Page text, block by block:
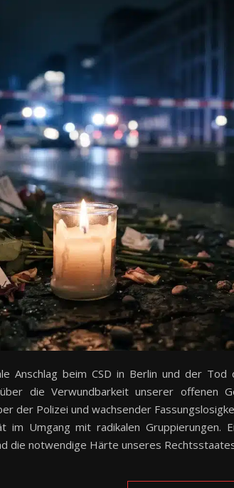
Anschlag beim CSD in Berlin und der
die Verwundbarkeit unserer offenen
der Polizei und wachsender
im Umgang mit radikalen Gruppierungen.
die notwendige Härte unseres